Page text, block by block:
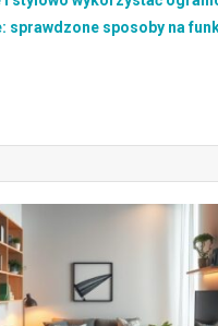
sposoby na